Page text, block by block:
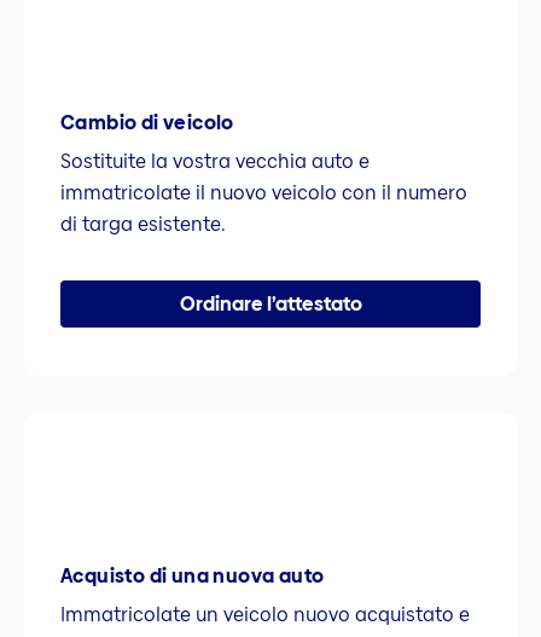
Cambio di veicolo
Sostituite la vostra vecchia auto e
immatricolate il nuovo veicolo con il numero
di targa esistente.
Ordinare l’attestato
Acquisto di una nuova auto
Immatricolate un veicolo nuovo acquistato e